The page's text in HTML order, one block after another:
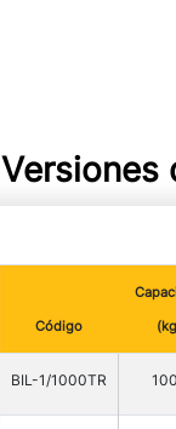
Versiones
Código
BIL-1/1000TR